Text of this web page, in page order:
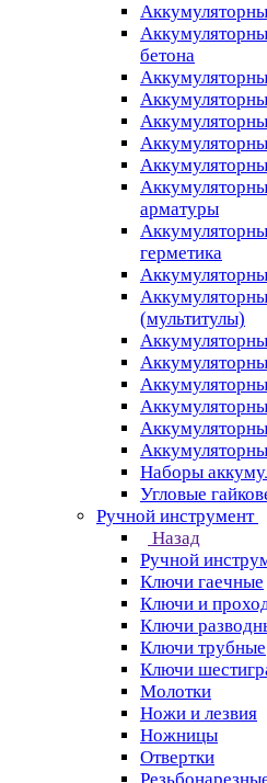
бетона
арматуры
герметика
(мультитулы)
Наборы
Угловые
Ручной инструмент
Назад
Ручной
Ключи гаечные
Ключи и
Ключи
Ключи трубные
Ключи
Молотки
Ножи и лезвия
Ножницы
Отвертки